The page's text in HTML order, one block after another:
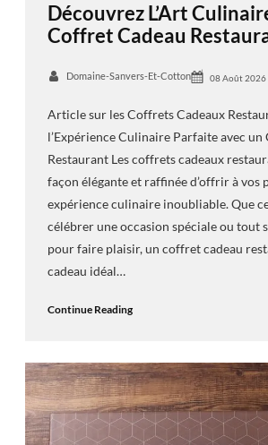
Découvrez L’Art
Coffret Cadeau
Domaine-Sanvers-Et-Cotton 08 Août 2026
Article sur les Coffrets Cadeaux
l’Expérience Culinaire Parfaite avec un
Restaurant Les coffrets cadeaux
façon élégante et raffinée d’offrir à vos
expérience culinaire inoubliable. Que
célébrer une occasion spéciale ou tout
pour faire plaisir, un coffret cadeau
cadeau idéal…
Continue Reading